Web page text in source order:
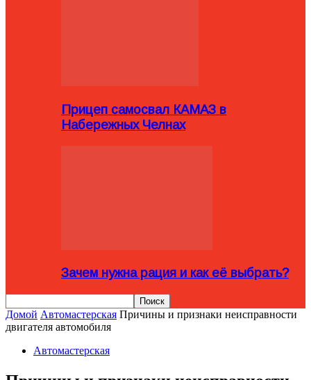
Прицеп самосвал КАМАЗ в
Набережных Челнах
Зачем нужна рация и как её выбрать?
Домой Автомастерская Причины и признаки неисправности
двигателя автомобиля
Автомастерская